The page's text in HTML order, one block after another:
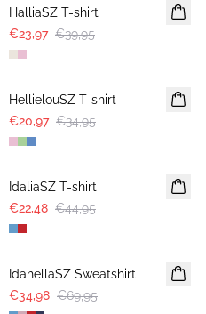
HalliaSZ T-shirt
€23,97 €39,95
-40%
HellielouSZ T-shirt
€20,97 €34,95
-50%
IdaliaSZ T-shirt
€22,48 €44,95
-50%
IdahellaSZ Sweatshirt
€34,98 €69,95